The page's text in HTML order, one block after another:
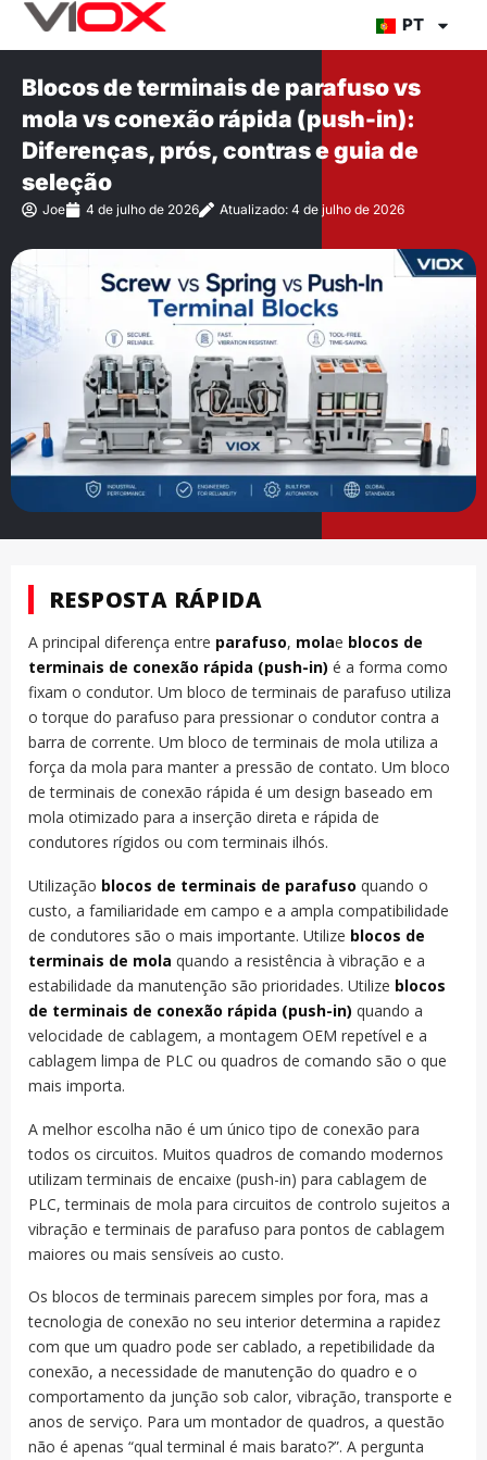
conteúdo
PT
Blocos de terminais de parafuso vs
mola vs conexão rápida (push-in):
Diferenças, prós, contras e guia de
seleção
Joe 4 de julho de 2026 Atualizado: 4 de julho de 2026
RESPOSTA RÁPIDA
A principal diferença entre parafuso, molae blocos de
terminais de conexão rápida (push-in) é a forma como
fixam o condutor. Um bloco de terminais de parafuso utiliza
o torque do parafuso para pressionar o condutor contra a
barra de corrente. Um bloco de terminais de mola utiliza a
força da mola para manter a pressão de contato. Um bloco
de terminais de conexão rápida é um design baseado em
mola otimizado para a inserção direta e rápida de
condutores rígidos ou com terminais ilhós.
Utilização blocos de terminais de parafuso quando o
custo, a familiaridade em campo e a ampla compatibilidade
de condutores são o mais importante. Utilize blocos de
terminais de mola quando a resistência à vibração e a
estabilidade da manutenção são prioridades. Utilize blocos
de terminais de conexão rápida (push-in) quando a
velocidade de cablagem, a montagem OEM repetível e a
cablagem limpa de PLC ou quadros de comando são o que
mais importa.
A melhor escolha não é um único tipo de conexão para
todos os circuitos. Muitos quadros de comando modernos
utilizam terminais de encaixe (push-in) para cablagem de
PLC, terminais de mola para circuitos de controlo sujeitos a
vibração e terminais de parafuso para pontos de cablagem
maiores ou mais sensíveis ao custo.
Os blocos de terminais parecem simples por fora, mas a
tecnologia de conexão no seu interior determina a rapidez
com que um quadro pode ser cablado, a repetibilidade da
conexão, a necessidade de manutenção do quadro e o
comportamento da junção sob calor, vibração, transporte e
anos de serviço. Para um montador de quadros, a questão
não é apenas “qual terminal é mais barato?”. A pergunta